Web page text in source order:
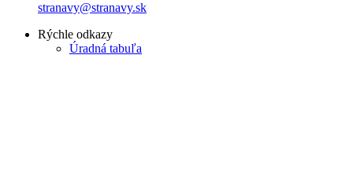
stranavy@stranavy.sk
Rýchle odkazy
Úradná tabuľa